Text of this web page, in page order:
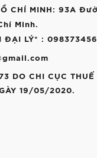
CHÍ MINH: 93A
Minh.
ĐẠI LÝ* :
DO CHI CỤC
19/05/2020.